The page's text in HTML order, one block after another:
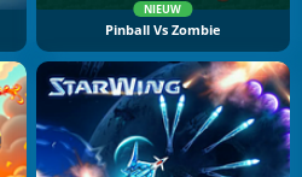
NIEUW
Pinball Vs Zombie